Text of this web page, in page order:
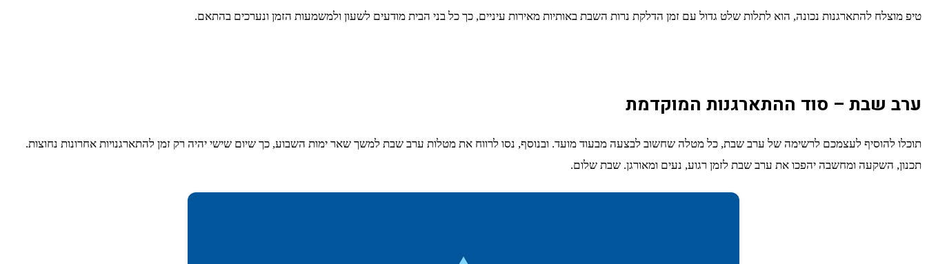
טיפ מוצלח להתארגנות נכונה, הוא לתלות שלט גדול עם זמן הדלקת נרות השבת באותיות מאירות עיניים, כך כל בני הבית מודעים לשעון ולמשמעות הזמן ונערכים בהתאם.
ערב שבת – סוד ההתארגנות המוקדמת
תוכלו להוסיף לעצמכם לרשימה של ערב שבת, כל מטלה שחשוב לבצעה מבעוד מועד. ובנוסף, נסו לרווח את מטלות ערב שבת למשך שאר ימות השבוע, כך שיום שישי יהיה רק זמן להתארגנויות אחרונות נחוצות.
תכנון, השקעה ומחשבה יהפכו את ערב שבת לזמן רגוע, נעים ומאורגן. שבת שלום.